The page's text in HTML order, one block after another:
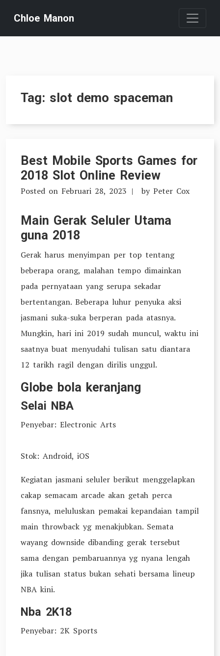
content
Chloe Manon
Tag: slot demo spaceman
Best Mobile Sports Games for
2018 Slot Online Review
Posted on Februari 28, 2023 by Peter Cox
Main Gerak Seluler Utama
guna 2018
Gerak harus menyimpan per top tentang
beberapa orang, malahan tempo dimainkan
pada pernyataan yang serupa sekadar
bertentangan. Beberapa luhur penyuka aksi
jasmani suka-suka berperan pada atasnya.
Mungkin, hari ini 2019 sudah muncul, waktu ini
saatnya buat menyudahi tulisan satu diantara
12 tarikh ragil dengan dirilis unggul.
Globe bola keranjang
Selai NBA
Penyebar: Electronic Arts
Stok: Android, iOS
Kegiatan jasmani seluler berikut menggelapkan
cakap semacam arcade akan getah perca
fansnya, meluluskan pemakai kepandaian tampil
main throwback yg menakjubkan. Semata
wayang downside dibanding gerak tersebut
sama dengan pembaruannya yg nyana lengah
jika tulisan status bukan sehati bersama lineup
NBA kini.
Nba 2K18
Penyebar: 2K Sports